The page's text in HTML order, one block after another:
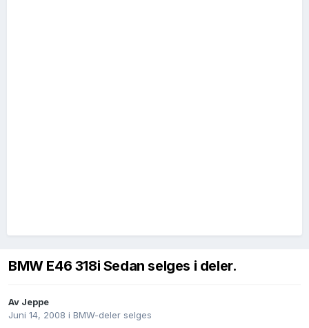
BMW E46 318i Sedan selges i deler.
Av Jeppe
Juni 14, 2008 i BMW-deler selges